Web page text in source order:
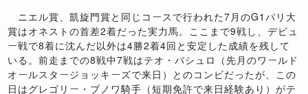
ニエル賞、凱旋門賞と同じコースで行われた7月のG1パリ大
賞はオネストの首差2着だった実力馬。ここまで9戦し、デビュ
ー戦で8着に沈んだ以外は4勝2着4回と安定した成績を残して
いる。前走までの8戦中7戦はテオ・バシュロ（先月のワールド
オールスタージョッキーズで来日）とのコンビだったが、この
日はグレゴリー・ブノワ騎手（短期免許で来日経験あり）がテ